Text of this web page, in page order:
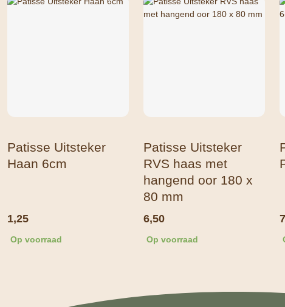
Patisse Uitsteker
Haan 6cm
1,25
Op voorraad
Patisse Uitsteker
RVS haas met
hangend oor 180 x
80 mm
6,50
Op voorraad